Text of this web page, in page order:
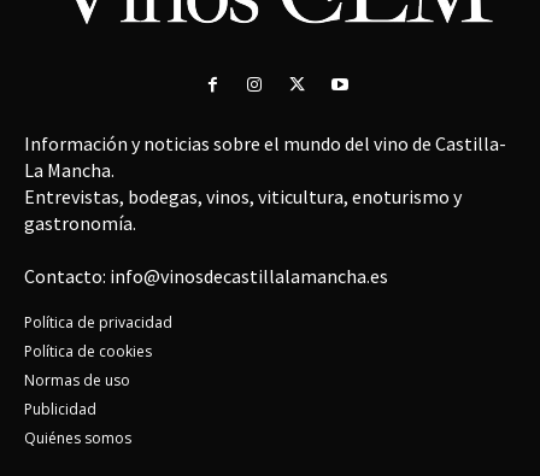
Información y noticias sobre el mundo del vino de Castilla-
La Mancha.
Entrevistas, bodegas, vinos, viticultura, enoturismo y
gastronomía.
Contacto: info@vinosdecastillalamancha.es
Política de privacidad
Política de cookies
Normas de uso
Publicidad
Quiénes somos